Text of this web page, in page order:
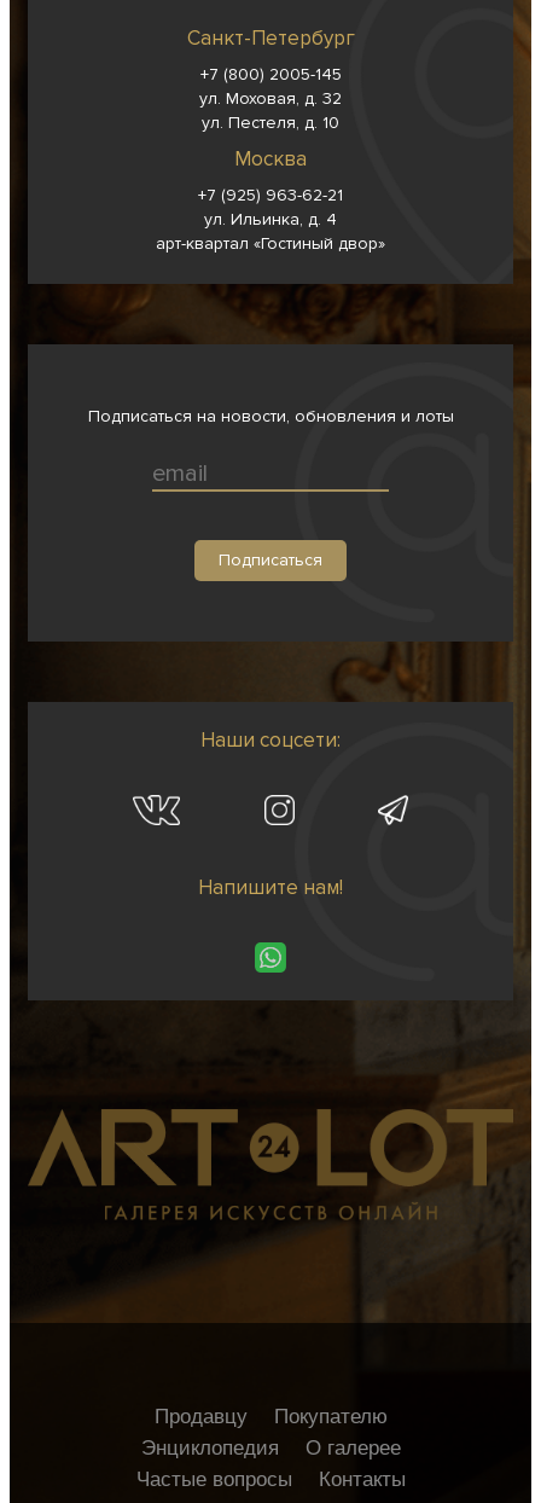
Санкт-Петербург
+7 (800) 2005-145
ул. Моховая, д. 32
ул. Пестеля, д. 10
Москва
+7 (925) 963-62-21
ул. Ильинка, д. 4
арт-квартал «Гостиный двор»
Подписаться на новости, обновления и лоты
Наши соцсети:
Напишите нам!
Продавцу
Покупателю
Энциклопедия
О галерее
Частые вопросы
Контакты